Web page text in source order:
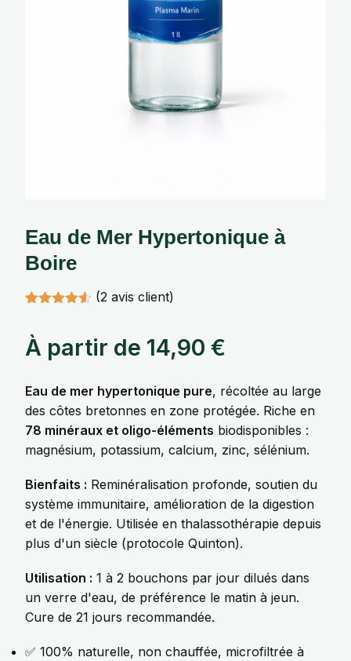
Eau de Mer Hypertonique à
Boire
basé sur
notation
(2 avis client)
À partir de 14,90 €
Eau de mer hypertonique pure, récoltée au large
des côtes bretonnes en zone protégée. Riche en
78 minéraux et oligo-éléments biodisponibles :
magnésium, potassium, calcium, zinc, sélénium.
Bienfaits : Reminéralisation profonde, soutien du
système immunitaire, amélioration de la digestion
et de l'énergie. Utilisée en thalassothérapie depuis
plus d'un siècle (protocole Quinton).
Utilisation : 1 à 2 bouchons par jour dilués dans
un verre d'eau, de préférence le matin à jeun.
Cure de 21 jours recommandée.
✅ 100% naturelle, non chauffée, microfiltrée à